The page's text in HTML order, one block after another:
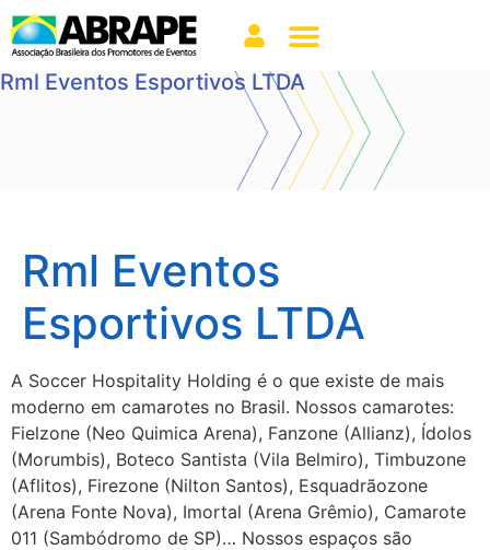
Rml Eventos Esportivos LTDA
Rml Eventos
Esportivos LTDA
A Soccer Hospitality Holding é o que existe de mais
moderno em camarotes no Brasil. Nossos camarotes:
Fielzone (Neo Quimica Arena), Fanzone (Allianz), Ídolos
(Morumbis), Boteco Santista (Vila Belmiro), Timbuzone
(Aflitos), Firezone (Nilton Santos), Esquadrãozone
(Arena Fonte Nova), Imortal (Arena Grêmio), Camarote
011 (Sambódromo de SP)… Nossos espaços são